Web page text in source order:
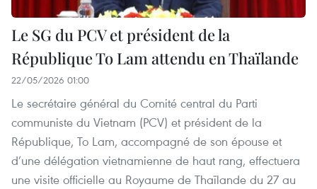
Le SG du PCV et président de la
République To Lam attendu en Thaïlande
22/05/2026 01:00
Le secrétaire général du Comité central du Parti
communiste du Vietnam (PCV) et président de la
République, To Lam, accompagné de son épouse et
d’une délégation vietnamienne de haut rang, effectuera
une visite officielle au Royaume de Thaïlande du 27 au